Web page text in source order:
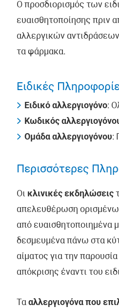
Ο προσδιορισμός των
ευαισθητοποίησης πριν
αλλεργικών
τα φάρμακα.
Ειδικές
Ειδικό αλλεργιογόνο:
Κωδικός
Ομάδα αλλεργιογόνου:
Περισσότερες
Οι κλινικές εκδηλώσεις
απελευθέρωση
από ευαισθητοποιημένα
δεσμευμένα πάνω στα
αίματος για την
απόκρισης έναντι του
Τα αλλεργιογόνα που